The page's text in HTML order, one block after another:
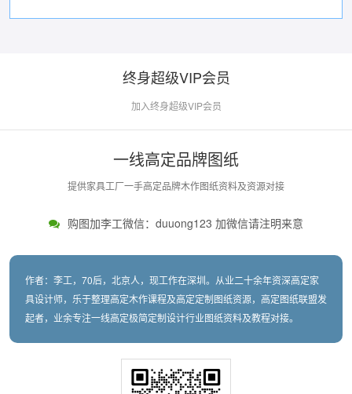
终身超级VIP会员
加入终身超级VIP会员
一线高定品牌图纸
提供家具工厂一手高定品牌木作图纸资料及资源对接
购图加李工微信：duuong123 加微信请注明来意
作者：李工，70后，北京人，现工作在深圳。从业二十余年资深高定家
具设计师，乐于整理高定木作课程及高定定制图纸资源，高定图纸联盟发
起者，业余专注一线高定极简定制设计行业图纸资料及教程对接。